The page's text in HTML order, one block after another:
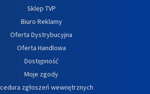
Sklep TVP
Biuro Reklamy
Oferta Dystrybucyjna
Oferta Handlowa
Dostępność
Moje zgody
zgłoszeń wewnętrznych